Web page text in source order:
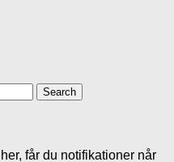
får du notifikationer når